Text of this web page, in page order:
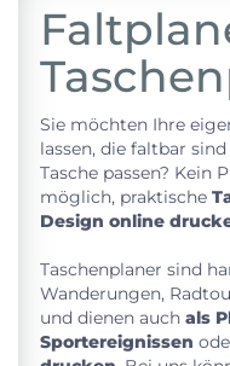
Sie möchten Ihre
lassen, die faltbar
Tasche passen? Kein
möglich, praktische
Design online
Taschenplaner sind
Wanderungen,
und dienen auch als
Sportereignissen